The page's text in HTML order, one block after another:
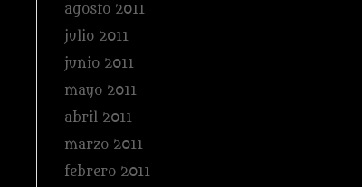
agosto 2011
julio 2011
junio 2011
mayo 2011
abril 2011
marzo 2011
febrero 2011